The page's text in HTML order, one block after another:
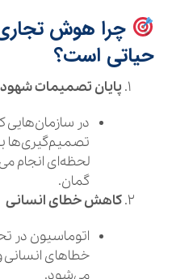
چرا هوش
حیاتی است؟
پایان تصمیمات
تصمیم‌گیری‌ها
لحظه‌ای انجام
گمان.
کاهش خطای انسانی
اتوماسیون در
خطاهای